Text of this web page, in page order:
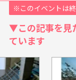
※このイベントは
▼この記事を見
ています